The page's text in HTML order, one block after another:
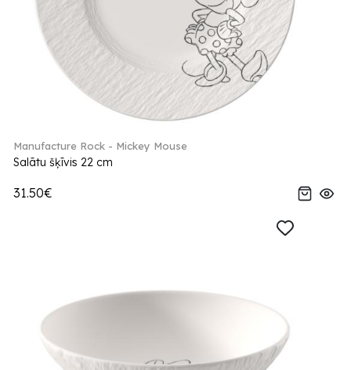
Manufacture Rock - Mickey Mouse
Salātu šķīvis 22 cm
31.50€